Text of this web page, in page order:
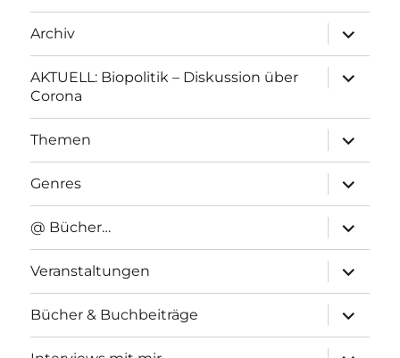
Archiv
anzeigen
AKTUELL: Biopolitik – Diskussion über
Corona
anzeigen
Themen
anzeigen
Genres
anzeigen
@ Bücher…
anzeigen
Veranstaltungen
anzeigen
Bücher & Buchbeiträge
anzeigen